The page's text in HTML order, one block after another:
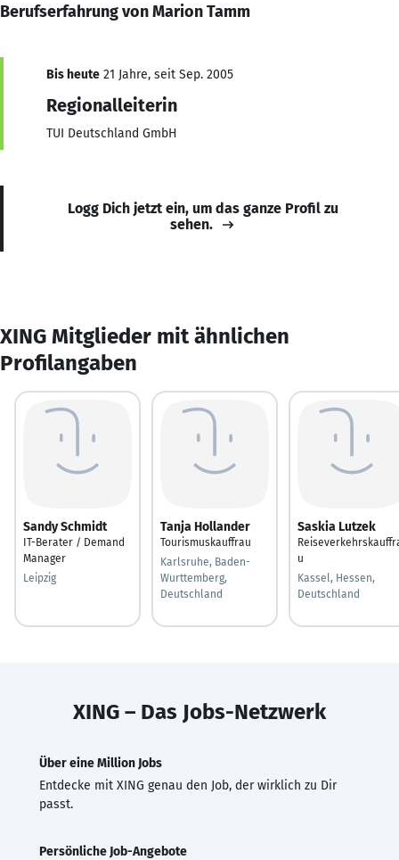
Berufserfahrung von Marion Tamm
Bis heute 21 Jahre, seit Sep. 2005
Regionalleiterin
TUI Deutschland GmbH
Logg Dich jetzt ein, um das ganze Profil zu
sehen.
XING Mitglieder mit ähnlichen
Profilangaben
Sandy Schmidt
IT-Berater / Demand
Manager
Leipzig
Tanja Hollander
Tourismuskauffrau
Karlsruhe, Baden-
Wurttemberg,
Deutschland
Saskia Lutzek
u
Kassel, Hessen,
Deutschland
XING – Das Jobs-Netzwerk
Über eine Million Jobs
Entdecke mit XING genau den Job, der wirklich zu Dir
passt.
Persönliche Job-Angebote